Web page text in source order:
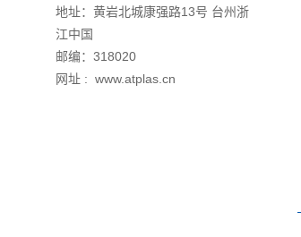
地址：黄岩北城康强路13号 台州浙
江中国
邮编：318020
网址 : www.atplas.cn